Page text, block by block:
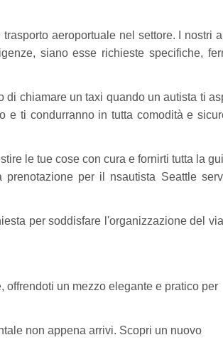
aeroportuale nel settore. I nostri
siano esse richieste specifiche,
chiamare un taxi quando un autista ti
e ti condurranno in tutta comodità e
le tue cose con cura e fornirti tutta la
prenotazione per il nsautista Seattle
per soddisfare l'organizzazione del
offrendoti un mezzo elegante e pratico per
non appena arrivi. Scopri un nuovo